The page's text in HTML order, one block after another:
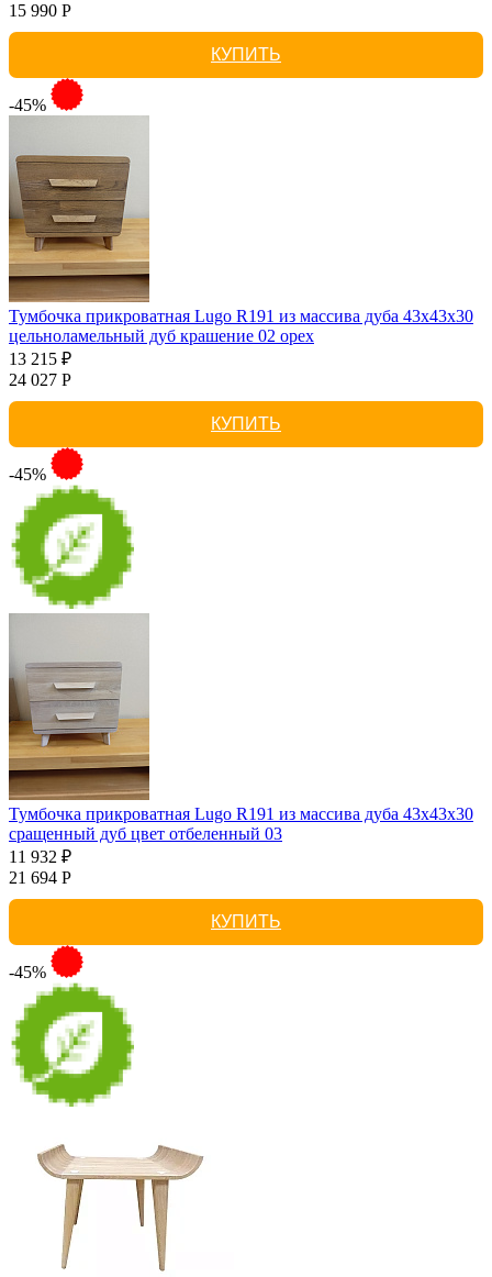
15 990 Р
КУПИТЬ
-45%
Тумбочка прикроватная Lugo R191 из массива дуба 43х43х30
цельноламельный дуб крашение 02 орех
13 215 ₽
24 027 Р
КУПИТЬ
-45%
Тумбочка прикроватная Lugo R191 из массива дуба 43х43х30
сращенный дуб цвет отбеленный 03
11 932 ₽
21 694 Р
КУПИТЬ
-45%